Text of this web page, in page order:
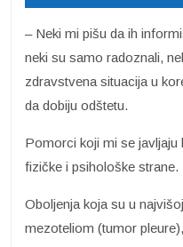
– Neki mi pišu da ih
neki su samo radoznali,
zdravstvena situacija u
da dobiju odštetu.
Pomorci koji mi se javljaju
fizičke i psihološke strane.
Oboljenja koja su u
mezoteliom (tumor